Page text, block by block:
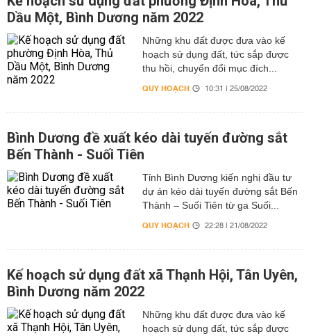
Dầu Một, Bình Dương năm 2022
Những khu đất được đưa vào kế
hoạch sử dụng đất, tức sắp được
thu hồi, chuyển đổi mục đích...
QUY HOẠCH 10:31 | 25/08/2022
Bình Dương đề xuất kéo dài tuyến đường sắt
Bến Thành - Suối Tiên
Tỉnh Bình Dương kiến nghị đầu tư
dự án kéo dài tuyến đường sắt Bến
Thành – Suối Tiên từ ga Suối...
QUY HOẠCH 22:28 | 21/08/2022
Kế hoạch sử dụng đất xã Thạnh Hội, Tân Uyên,
Bình Dương năm 2022
Những khu đất được đưa vào kế
hoạch sử dụng đất, tức sắp được